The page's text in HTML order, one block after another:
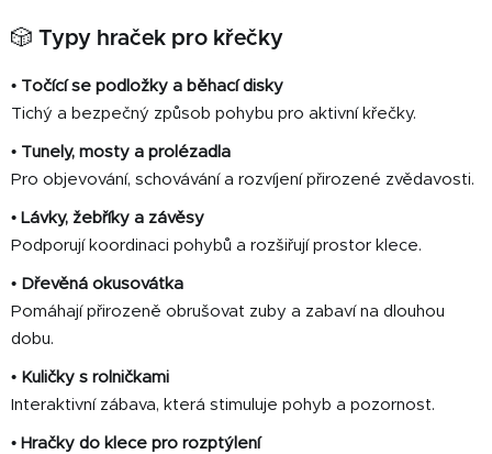
v
k
v
ý
p
s
🎲 Typy hraček pro křečky
• Točící se podložky a běhací disky
Tichý a bezpečný způsob pohybu pro aktivní křečky.
• Tunely, mosty a prolézadla
Pro objevování, schovávání a rozvíjení přirozené zvědavosti.
• Lávky, žebříky a závěsy
Podporují koordinaci pohybů a rozšiřují prostor klece.
• Dřevěná okusovátka
Pomáhají přirozeně obrušovat zuby a zabaví na dlouhou
dobu.
• Kuličky s rolničkami
Interaktivní zábava, která stimuluje pohyb a pozornost.
• Hračky do klece pro rozptýlení